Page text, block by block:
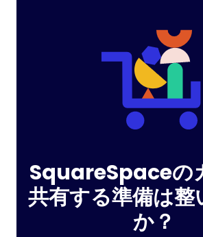
SquareSpaceの
共有する準備は整
か？